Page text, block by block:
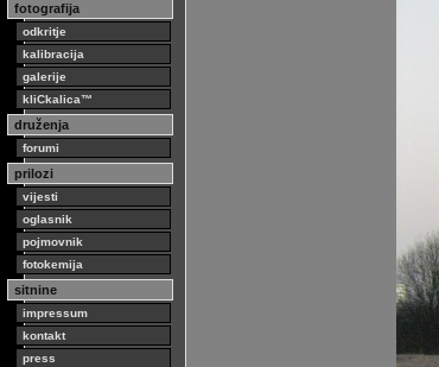
fotografija
odkritje
kalibracija
galerije
kliCkalica™
druženja
forumi
prilozi
vijesti
oglasnik
pojmovnik
fotokemija
sitnine
impressum
kontakt
press